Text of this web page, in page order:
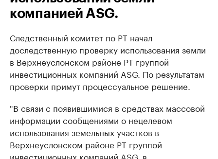
компанией ASG.
Следственный комитет по РТ начал
доследственную проверку использования земли
в Верхнеуслонском районе РТ группой
инвестиционных компаний ASG. По результатам
проверки примут процессуальное решение.
"В связи с появившимися в средствах массовой
информации сообщениями о нецелевом
использования земельных участков в
Верхнеуслонском районе РТ группой
инвестиционных компаний ASG, в